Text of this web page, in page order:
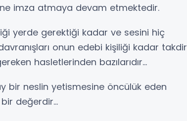
imza atmaya devam etmektedir.
gerektiği kadar ve sesini hiç
onun edebi kişiliği kadar takdir
hasletlerinden bazılarıdır...
neslin yetismesine öncülük eden
değerdir...